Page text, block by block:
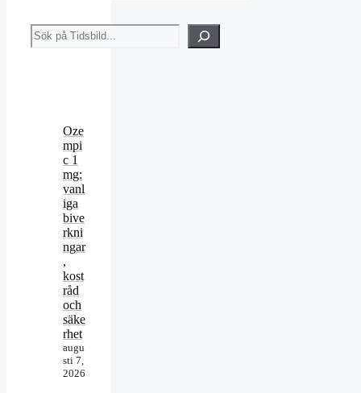
Sök
Oze
mpi
c 1
mg:
vanl
iga
bive
rkni
ngar
,
kost
råd
och
säke
rhet
augu
sti 7,
2026